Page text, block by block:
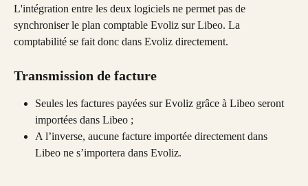
L'intégration entre les deux logiciels ne permet pas de
synchroniser le plan comptable Evoliz sur Libeo. La
comptabilité se fait donc dans Evoliz directement.
Transmission de facture
Seules les factures payées sur Evoliz grâce à Libeo seront
importées dans Libeo ;
A l’inverse, aucune facture importée directement dans
Libeo ne s’importera dans Evoliz.